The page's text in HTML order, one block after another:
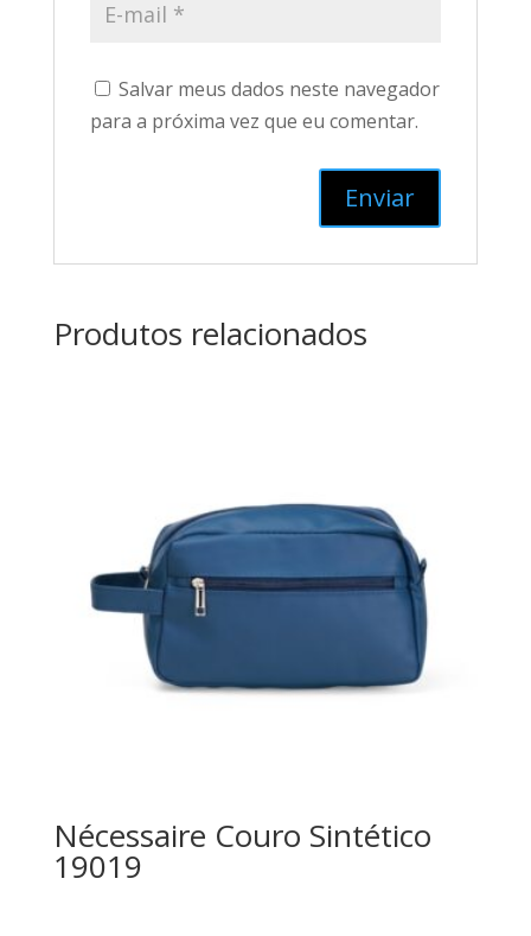
Salvar meus dados neste navegador
para a próxima vez que eu comentar.
Produtos relacionados
Nécessaire Couro Sintético
19019